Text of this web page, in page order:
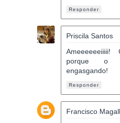
Responder
Priscila Santos
porque o
engasgando!
Responder
Francisco